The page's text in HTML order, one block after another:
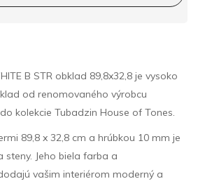
B STR obklad 89,8x32,8 je vysoko
od renomovaného výrobcu
kolekcie Tubadzin House of Tones.
89,8 x 32,8 cm a hrúbkou 10 mm je
steny. Jeho biela farba a
vašim interiérom moderný a